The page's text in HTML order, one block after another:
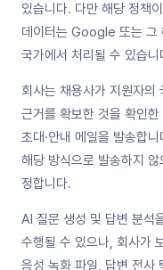
있습니다. 다만 해당 정책
데이터는 Google 또는 그
국가에서 처리될 수 있습니
회사는 채용사가 지원자의
근거를 확보한 것을 확인
초대·안내 메일을 발송합
해당 방식으로 발송하지
정합니다.
AI 질문 생성 및 답변 분석
수행될 수 있으나, 회사가
음성 녹화 파일, 답변 전사